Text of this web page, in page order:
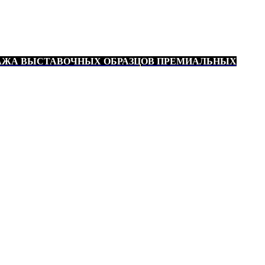
ВЫСТАВОЧНЫХ ОБРАЗЦОВ ПРЕМИАЛЬНЫХ